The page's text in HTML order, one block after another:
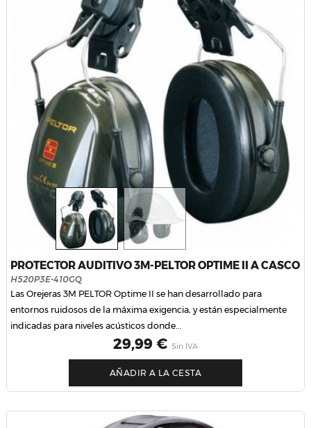
PROTECTOR AUDITIVO 3M-PELTOR OPTIME II A CASCO
H520P3E-410GQ
Las Orejeras 3M PELTOR Optime II se han desarrollado para
entornos ruidosos de la máxima exigencia, y están especialmente
indicadas para niveles acústicos donde...
Precio
29,99 € Sin IVA
AÑADIR A LA CESTA